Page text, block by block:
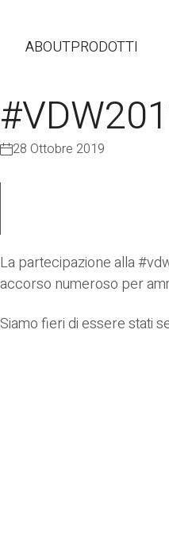
ABOUTPRODOTTI
28 Ottobre 2019
La partecipazione alla
accorso numeroso per
Siamo fieri di essere stati